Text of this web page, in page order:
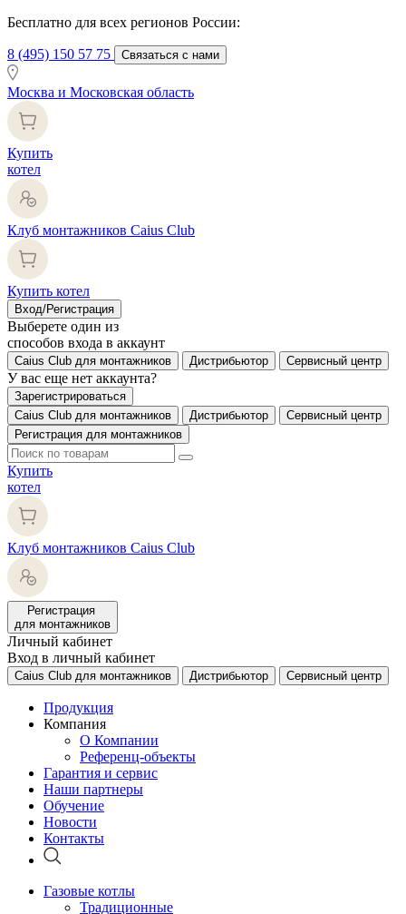
Бесплатно для всех регионов России:
8 (495) 150 57 75 Связаться с нами
Москва и Московская область
Купить
котел
Клуб монтажников Caius Club
Купить котел
Вход/Регистрация
Выберете один из
способов входа в аккаунт
Caius Club для монтажников Дистрибьютор Сервисный центр
У вас еще нет аккаунта?
Зарегистрироваться
Caius Club для монтажников
Дистрибьютор
Сервисный центр
Регистрация для монтажников
Купить
котел
Клуб монтажников Caius Club
Регистрация
для монтажников
Личный кабинет
Вход в личный кабинет
Caius Club для монтажников Дистрибьютор Сервисный центр
Продукция
Компания
О Компании
Референц-объекты
Гарантия и сервис
Наши партнеры
Обучение
Новости
Контакты
Газовые котлы
Традиционные